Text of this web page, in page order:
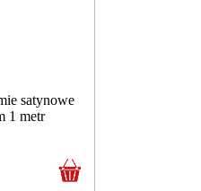
satynowe
1 metr